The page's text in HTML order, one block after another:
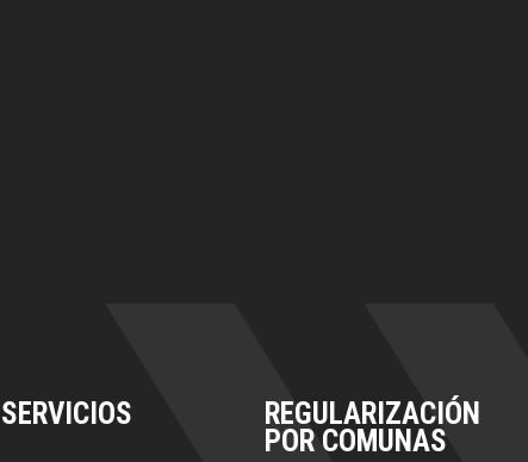
SERVICIOS REGULARIZACIÓN
POR COMUNAS